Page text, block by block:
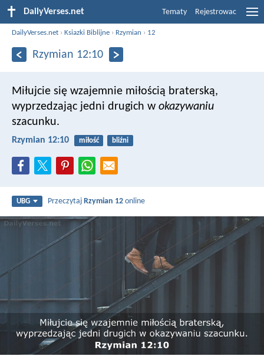
DailyVerses.net Tematy Rejestrowac
DailyVerses.net ›Ksiazki Biblijne › Rzymian › 12
Rzymian 12:10
Miłujcie się wzajemnie miłością braterską,
wyprzedzając jedni drugich w okazywaniu
szacunku.
Rzymian 12:10 miłość bliźni
UBG PrzeczytajRzymian 12 online